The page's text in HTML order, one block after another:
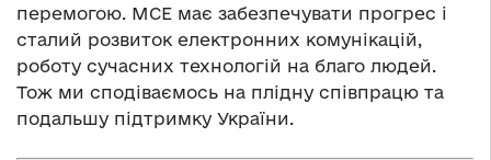
перемогою. МСЕ має забезпечувати прогрес і
сталий розвиток електронних комунікацій,
роботу сучасних технологій на благо людей.
Тож ми сподіваємось на плідну співпрацю та
подальшу підтримку України.